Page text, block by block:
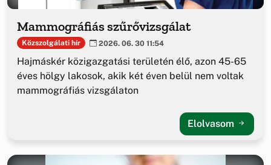
Mammográfiás szűrővizsgálat
Közszolgálati hír 2026. 06. 30 11:54
Hajmáskér közigazgatási területén élő, azon 45-65
éves hölgy lakosok, akik két éven belül nem voltak
mammográfiás vizsgálaton
Elolvasom